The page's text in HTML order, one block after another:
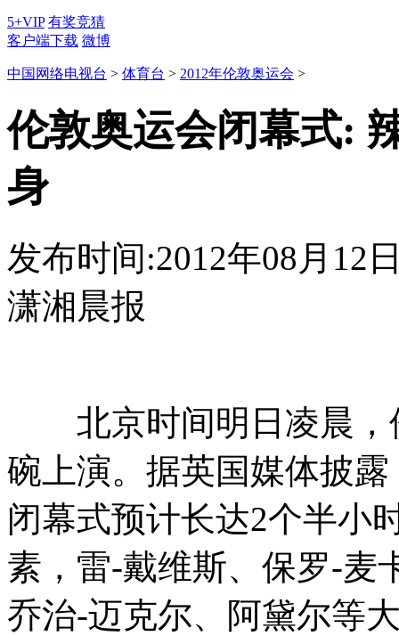
5+VIP 有奖竞猜
客户端下载 微博
中国网络电视台 > 体育台 > 2012年伦敦奥运会 >
伦敦奥运会闭幕式:
身
发布时间:2012年08月12
潇湘晨报
北京时间明日凌晨，
碗上演。据英国媒体披
闭幕式预计长达2个半小
素，雷-戴维斯、保罗-麦
乔治-迈克尔、阿黛尔等